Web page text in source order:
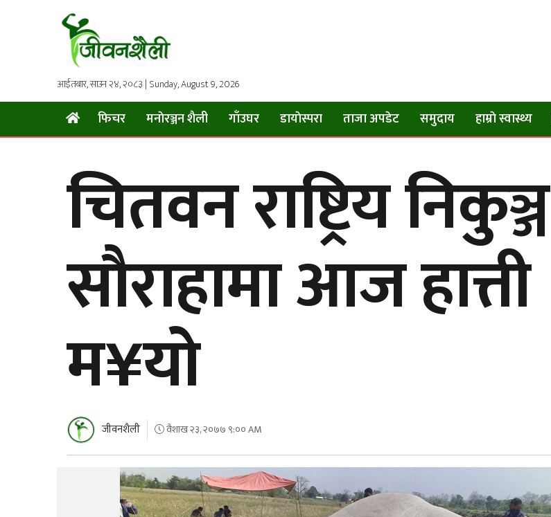
आईतबार, साउन २४, २०८३ | Sunday, August 9, 2026
फिचर मनाेरञ्जन शैली गाँउघर डायाेस्परा ताजा अपडेट समुदाय हाम्राे स्वास्थ्य
चितवन राष्ट्रिय निकुञ्ज
सौराहामा आज हात्ती
म¥यो
जीवनशैली वैशाख २३, २०७७ ९:०० AM